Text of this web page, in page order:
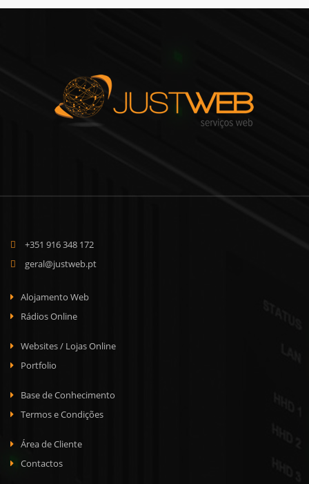
+351 916 348 172
geral@justweb.pt
Alojamento Web
Rádios Online
Websites / Lojas Online
Portfolio
Base de Conhecimento
Termos e Condições
Área de Cliente
Contactos